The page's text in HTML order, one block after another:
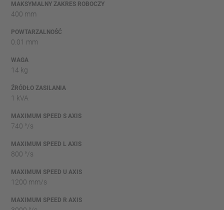
MAKSYMALNY ZAKRES ROBOCZY
400 mm
POWTARZALNOŚĆ
0.01 mm
WAGA
14 kg
ŹRÓDŁO ZASILANIA
1 kVA
MAXIMUM SPEED S AXIS
740 °/s
MAXIMUM SPEED L AXIS
800 °/s
MAXIMUM SPEED U AXIS
1200 mm/s
MAXIMUM SPEED R AXIS